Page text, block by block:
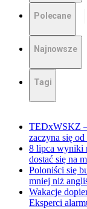
Polecane
Najnowsze
Tagi
TEDxWSKZ –
zaczyna się od
8 lipca wyniki
dostać się na
Poloniści się
mniej niż
Wakacje
Eksperci